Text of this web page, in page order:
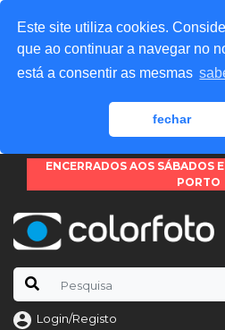
Este site utiliza cookies.
que ao continuar a navegar no
está a consentir as mesmas
fechar
ENCERRADOS AOS SÁBADOS
PORTO
Login/Registo